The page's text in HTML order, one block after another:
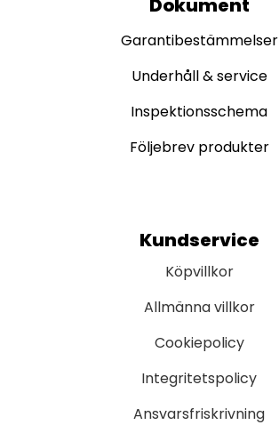
Dokument
Garantibestämmelser
Underhåll & service
Inspektionsschema
Följebrev produkter
Kundservice
Köpvillkor
Allmänna villkor
Cookiepolicy
Integritetspolicy
Ansvarsfriskrivning